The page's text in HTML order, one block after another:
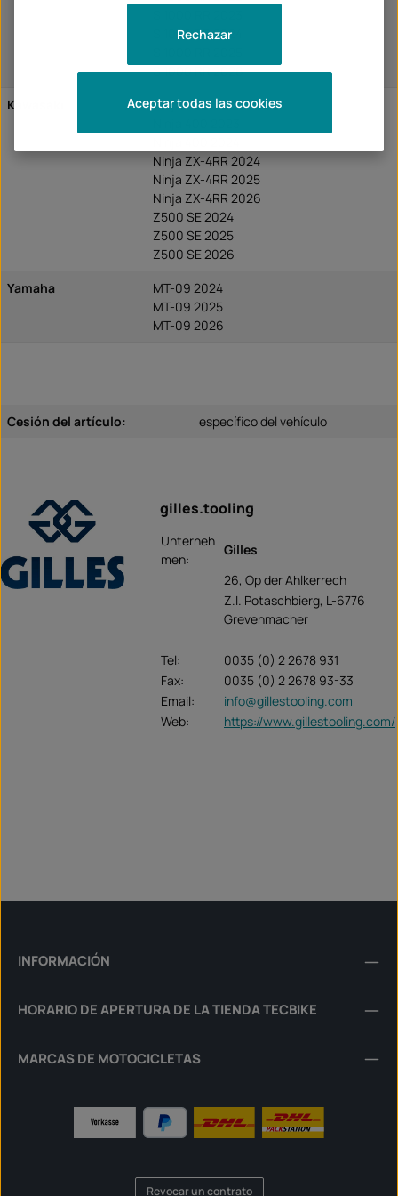
S 1000 RR 2024
S 1000 RR 2026
Kawasaki
Ninja 400 2022
Ninja ZX-4RR 2024
Ninja ZX-4RR 2025
Ninja ZX-4RR 2026
Z500 SE 2024
Z500 SE 2025
Z500 SE 2026
Yamaha
MT-09 2024
MT-09 2025
MT-09 2026
Cesión del artículo: específico del vehículo
gilles.tooling
Unterneh
men:
Gilles
26, Op der Ahlkerrech
Z.I. Potaschbierg, L-6776
Grevenmacher
Tel:
0035 (0) 2 2678 931
Fax:
0035 (0) 2 2678 93-33
Email:
info@gillestooling.com
Web:
https://www.gillestooling.com/
INFORMACIÓN
HORARIO DE APERTURA DE LA TIENDA TECBIKE
MARCAS DE MOTOCICLETAS
Revocar un contrato
Rechazar
Aceptar todas las cookies